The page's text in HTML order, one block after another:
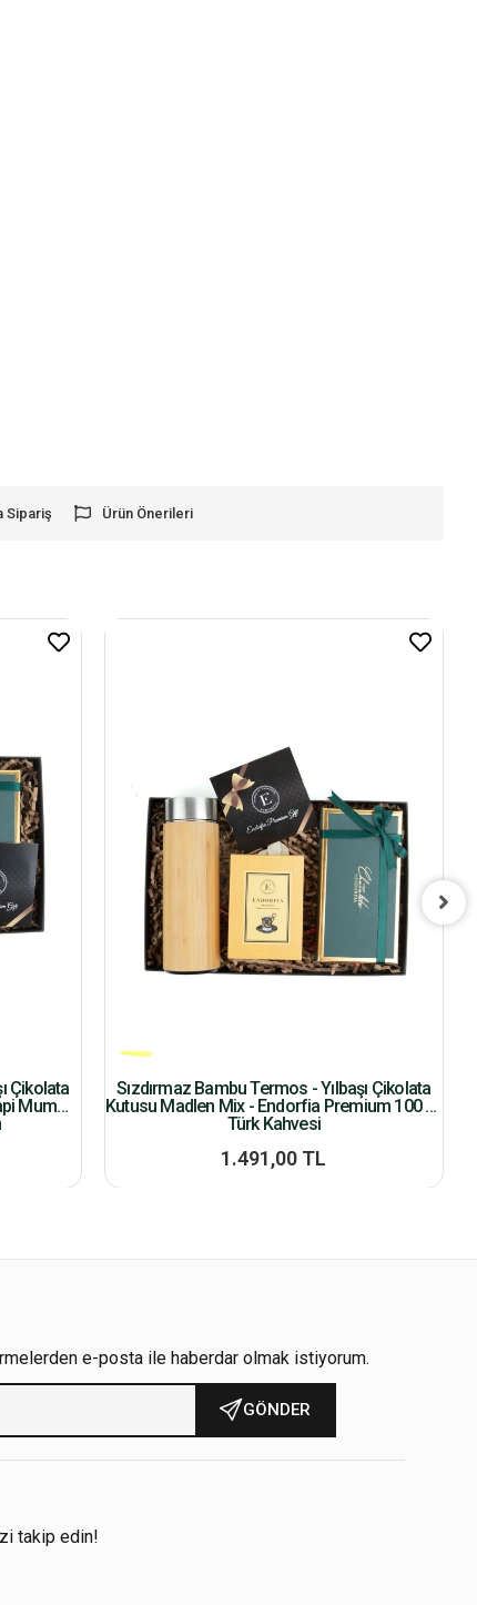
Sipariş Ürün Önerileri
Çikolata
Mum
Sızdırmaz Bambu Termos - Yılbaşı Çikolata
Kutusu Madlen Mix - Endorfia Premium 100 Gr
Türk Kahvesi
1.491,00 TL
e-posta ile haberdar olmak istiyorum.
GÖNDER
takip edin!